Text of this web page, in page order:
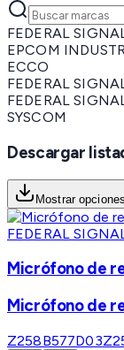
FEDERAL
EPCOM
ECCO
FEDERAL
FEDERAL
SYSCOM
Descargar
Mostrar opciones
FEDERAL
Micrófono de
Micrófono de
Z258B577D03